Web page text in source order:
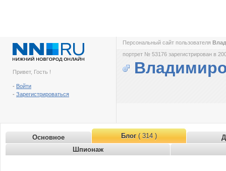
Привет, Гость !
- Войти
- Зарегистрироваться
Персональный сайт пользователя
портрет № 53176 зарегистрирован в
Основное Блог( 314 )
Шпионаж